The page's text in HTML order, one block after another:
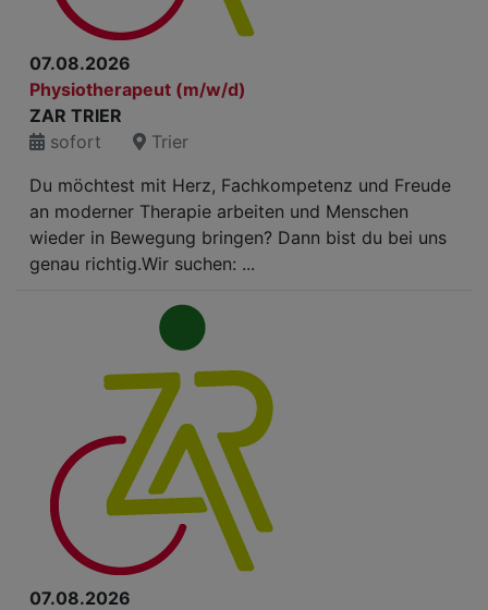
07.08.2026
Physiotherapeut (m/w/d)
ZAR TRIER
sofort
Trier
Du möchtest mit Herz, Fachkompetenz und Freude
an moderner Therapie arbeiten und Menschen
wieder in Bewegung bringen? Dann bist du bei uns
genau richtig.Wir suchen: ...
07.08.2026